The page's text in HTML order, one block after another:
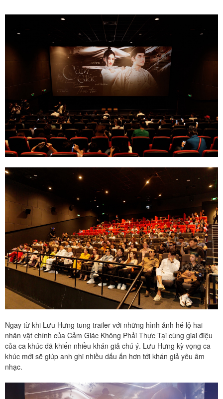
Ngay từ khi Lưu Hưng tung trailer với những hình ảnh hé lộ hai
nhân vật chính của Cảm Giác Không Phải Thực Tại cùng giai điệu
của ca khúc đã khiến nhiều khán giả chú ý. Lưu Hưng kỳ vọng ca
khúc mới sẽ giúp anh ghi nhiều dấu ấn hơn tới khán giả yêu âm
nhạc.